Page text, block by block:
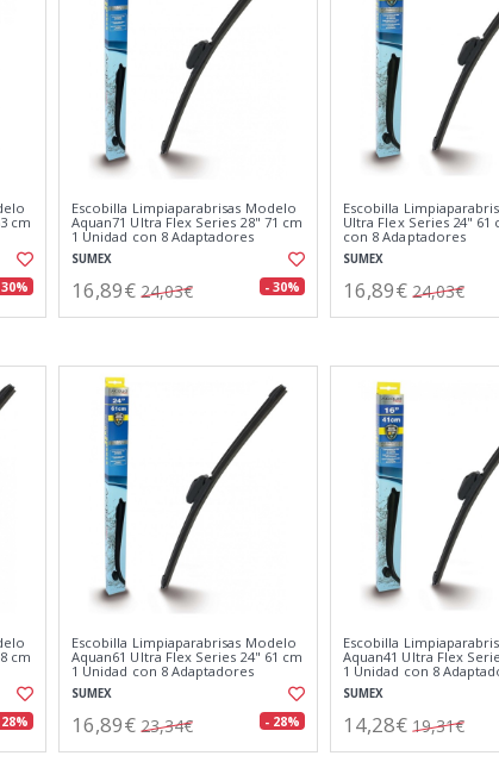
cm
Escobilla Limpiaparabrisas Modelo
Aquan71 Ultra Flex Series 28" 71 cm
1 Unidad con 8 Adaptadores
SUMEX
16,89€ 24,03€ - 30%
Escobilla
Ultra Flex Series 24" 61
con 8 Adaptadores
SUMEX
16,89€ 24,03€
cm
Escobilla Limpiaparabrisas Modelo
Aquan61 Ultra Flex Series 24" 61 cm
1 Unidad con 8 Adaptadores
SUMEX
16,89€ 23,34€ - 28%
Escobilla
Aquan41 Ultra Flex
1 Unidad con 8
SUMEX
14,28€ 19,31€